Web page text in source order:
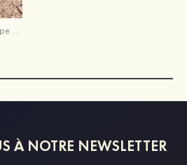
Fourreau satin élastique crêpe élastique sans manches ras du sol robe de demoiselle d'honneur
À NOTRE NEWSLETTER